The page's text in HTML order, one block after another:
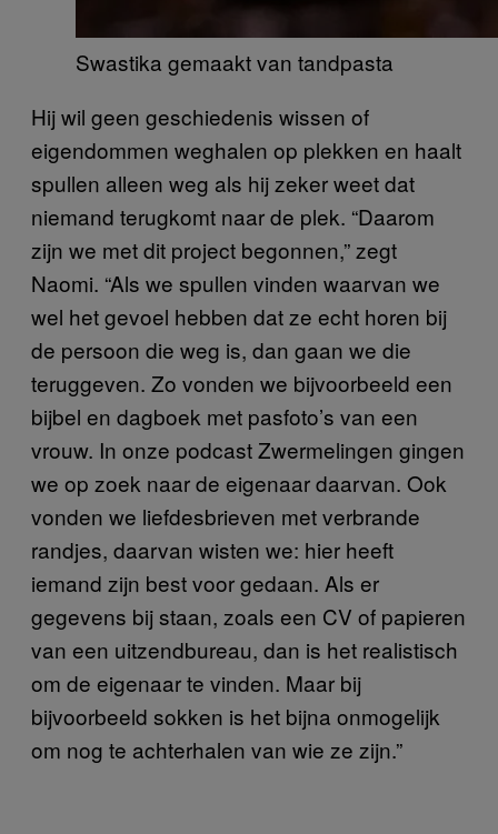
Swastika gemaakt van tandpasta
Hij wil geen geschiedenis wissen of
eigendommen weghalen op plekken en haalt
spullen alleen weg als hij zeker weet dat
niemand terugkomt naar de plek. “Daarom
zijn we met dit project begonnen,” zegt
Naomi. “Als we spullen vinden waarvan we
wel het gevoel hebben dat ze echt horen bij
de persoon die weg is, dan gaan we die
teruggeven. Zo vonden we bijvoorbeeld een
bijbel en dagboek met pasfoto’s van een
vrouw. In onze podcast Zwermelingen gingen
we op zoek naar de eigenaar daarvan. Ook
vonden we liefdesbrieven met verbrande
randjes, daarvan wisten we: hier heeft
iemand zijn best voor gedaan. Als er
gegevens bij staan, zoals een CV of papieren
van een uitzendbureau, dan is het realistisch
om de eigenaar te vinden. Maar bij
bijvoorbeeld sokken is het bijna onmogelijk
om nog te achterhalen van wie ze zijn.”